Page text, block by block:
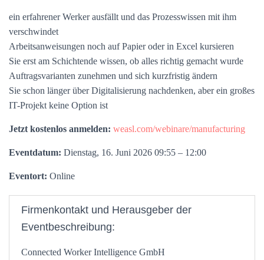
ein erfahrener Werker ausfällt und das Prozesswissen mit ihm
verschwindet
Arbeitsanweisungen noch auf Papier oder in Excel kursieren
Sie erst am Schichtende wissen, ob alles richtig gemacht wurde
Auftragsvarianten zunehmen und sich kurzfristig ändern
Sie schon länger über Digitalisierung nachdenken, aber ein großes
IT-Projekt keine Option ist
Jetzt kostenlos anmelden: weasl.com/webinare/manufacturing
Eventdatum: Dienstag, 16. Juni 2026 09:55 – 12:00
Eventort: Online
Firmenkontakt und Herausgeber der
Eventbeschreibung:
Connected Worker Intelligence GmbH